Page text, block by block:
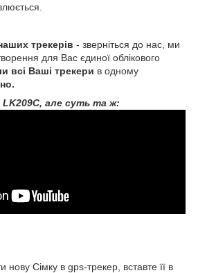
трекерів - зверніться до нас, ми
для Вас єдиної облікового
всі Ваші трекери в одному
LK209С, але суть та ж:
нову Сімку в gps-трекер, вставте її в